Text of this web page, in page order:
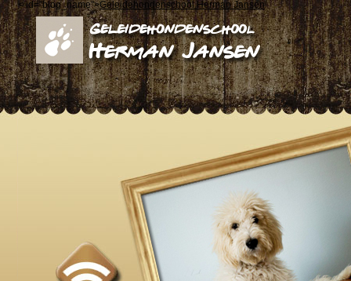
< id="blog_name">Geleidehondenschool Herman Jansen